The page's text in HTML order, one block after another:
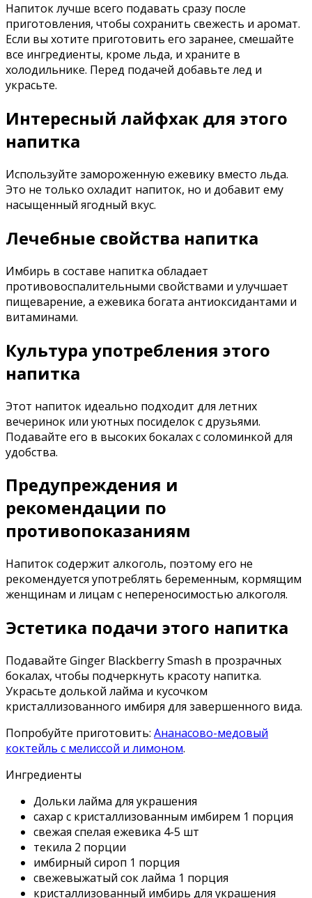
Напиток лучше всего подавать сразу после
приготовления, чтобы сохранить свежесть и аромат.
Если вы хотите приготовить его заранее, смешайте
все ингредиенты, кроме льда, и храните в
холодильнике. Перед подачей добавьте лед и
украсьте.
Интересный лайфхак для этого
напитка
Используйте замороженную ежевику вместо льда.
Это не только охладит напиток, но и добавит ему
насыщенный ягодный вкус.
Лечебные свойства напитка
Имбирь в составе напитка обладает
противовоспалительными свойствами и улучшает
пищеварение, а ежевика богата антиоксидантами и
витаминами.
Культура употребления этого
напитка
Этот напиток идеально подходит для летних
вечеринок или уютных посиделок с друзьями.
Подавайте его в высоких бокалах с соломинкой для
удобства.
Предупреждения и
рекомендации по
противопоказаниям
Напиток содержит алкоголь, поэтому его не
рекомендуется употреблять беременным, кормящим
женщинам и лицам с непереносимостью алкоголя.
Эстетика подачи этого напитка
Подавайте Ginger Blackberry Smash в прозрачных
бокалах, чтобы подчеркнуть красоту напитка.
Украсьте долькой лайма и кусочком
кристаллизованного имбиря для завершенного вида.
Попробуйте приготовить: Ананасово-медовый
коктейль с мелиссой и лимоном.
Ингредиенты
Дольки лайма для украшения
сахар с кристаллизованным имбирем 1 порция
свежая спелая ежевика 4-5 шт
текила 2 порции
имбирный сироп 1 порция
свежевыжатый сок лайма 1 порция
кристаллизованный имбирь для украшения